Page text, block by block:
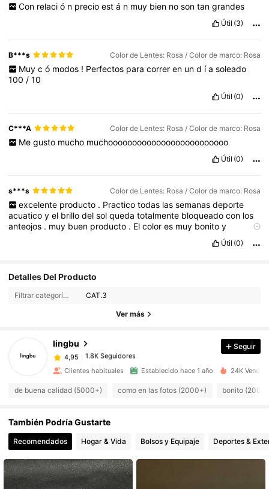
Con relaci ó n precio est á n muy bien no son tan grandes
Útil (3)
B***s Color de Lentes: Rosa / Color de marco: Rosa
Muy c ó modos ! Perfectos para correr en un d ía soleado
100 /10
Útil (0)
C***A Color de Lentes: Rosa / Color de marco: Rosa
Me gusto mucho muchooooooooooooooooooooooooo
Útil (0)
s***s Color de Lentes: Rosa / Color de marco: Rosa
excelente producto . Practico todas las semanas deporte
acuaticoyel brillodelsolquedatotalmente bloqueadocon los
anteojos . muy buen producto . Elcolores muy bonitoy
Útil (0)
Detalles Del Producto
Filtrar categorías: CAT.3
Ver más
lingbu
4,95 1.8K Seguidores
1.8K Seguidores
4,95
1.8K Seguidores
v***6 pagóHace 1 día
4,95
4,95 1.8K Seguidores
4,95 1.8K Seguidores
Seguir
Clientes habituales Establecido hace 1 año 24K
de buena calidad (5000+) como en las fotos (2000+) bonito
También Podría Gustarte
Recomendados Hogar & Vida Bolsos y Equipaje Deportes &